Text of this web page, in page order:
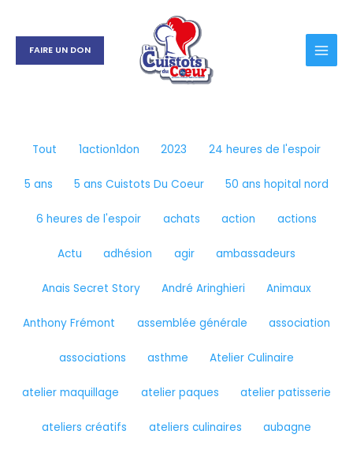
contenu
FAIRE UN DON
publications
Tout 1action1don 2023 24 heures de l'espoir
5 ans 5 ans Cuistots Du Coeur 50 ans hopital nord
6 heures de l'espoir achats action actions
Actu adhésion agir ambassadeurs
Anais Secret Story André Aringhieri Animaux
Anthony Frémont assemblée générale association
associations asthme Atelier Culinaire
atelier maquillage atelier paques atelier patisserie
ateliers créatifs ateliers culinaires aubagne